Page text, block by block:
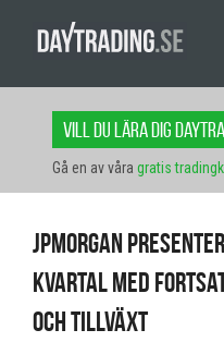
Vill du lära dig
Gå en av våra gratis
JPMorgan
kvartal med
och tillväxt